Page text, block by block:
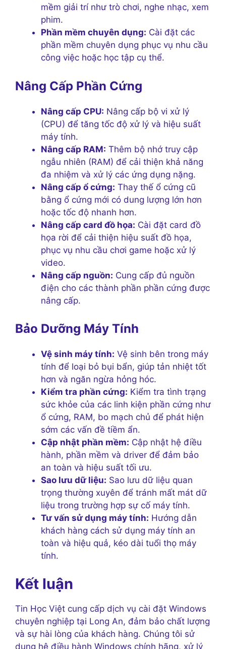
mềm giải trí như trò chơi, nghe nhạc, xem
phim.
Phần mềm chuyên dụng: Cài đặt các
phần mềm chuyên dụng phục vụ nhu cầu
công việc hoặc học tập cụ thể.
Nâng Cấp Phần Cứng
Nâng cấp CPU: Nâng cấp bộ vi xử lý
(CPU) để tăng tốc độ xử lý và hiệu suất
máy tính.
Nâng cấp RAM: Thêm bộ nhớ truy cập
ngẫu nhiên (RAM) để cải thiện khả năng
đa nhiệm và xử lý các ứng dụng nặng.
Nâng cấp ổ cứng: Thay thế ổ cứng cũ
bằng ổ cứng mới có dung lượng lớn hơn
hoặc tốc độ nhanh hơn.
Nâng cấp card đồ họa: Cài đặt card đồ
họa rời để cải thiện hiệu suất đồ họa,
phục vụ nhu cầu chơi game hoặc xử lý
video.
Nâng cấp nguồn: Cung cấp đủ nguồn
điện cho các thành phần phần cứng được
nâng cấp.
Bảo Dưỡng Máy Tính
Vệ sinh máy tính: Vệ sinh bên trong máy
tính để loại bỏ bụi bẩn, giúp tản nhiệt tốt
hơn và ngăn ngừa hỏng hóc.
Kiểm tra phần cứng: Kiểm tra tình trạng
sức khỏe của các linh kiện phần cứng như
ổ cứng, RAM, bo mạch chủ để phát hiện
sớm các vấn đề tiềm ẩn.
Cập nhật phần mềm: Cập nhật hệ điều
hành, phần mềm và driver để đảm bảo
an toàn và hiệu suất tối ưu.
Sao lưu dữ liệu: Sao lưu dữ liệu quan
trọng thường xuyên để tránh mất mát dữ
liệu trong trường hợp sự cố máy tính.
Tư vấn sử dụng máy tính: Hướng dẫn
khách hàng cách sử dụng máy tính an
toàn và hiệu quả, kéo dài tuổi thọ máy
tính.
Kết luận
Tin Học Việt cung cấp dịch vụ cài đặt Windows
chuyên nghiệp tại Long An, đảm bảo chất lượng
và sự hài lòng của khách hàng. Chúng tôi sử
dụng hệ điều hành Windows chính hãng, xử lý